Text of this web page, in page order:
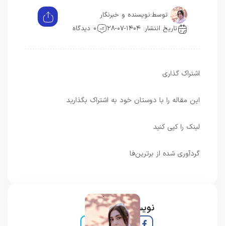
توسط: نویسنده و خبرنگار
تاریخ انتشار: ۱۴۰۴-۰۷-۲۸
0 دیدگاه
اشتراک گذاری
این مقاله را با دوستان خود به اشتراک بگذارید
لینک را کپی کنید
گردآوری شده از برترین‌فا
نویسنده و خبرنگار